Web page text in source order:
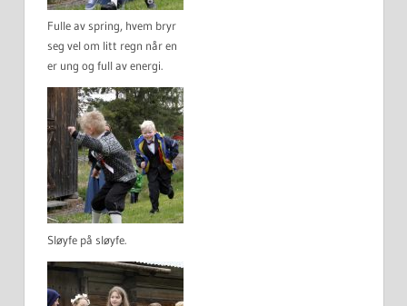
Fulle av spring, hvem bryr
seg vel om litt regn når en
er ung og full av energi.
Sløyfe på sløyfe.